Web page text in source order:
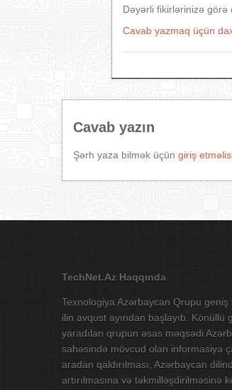
Dəyərli fikirlərinizə görə
Cavab yazmaq üçün
Cavab yazın
Şərh yaza bilmək üçün giriş
TechNet.Az Haqqında
Texnologiya Azərbaycan Qrupu
ilin avqust ayından başlayıb. Könüllü
yaradılan qrupun əsas məqsədi
sahəsində mövcud olan informasiya
aradan qaldırılması, Azərbaycan
artırılmasına və təkmilləşdirilməsinə